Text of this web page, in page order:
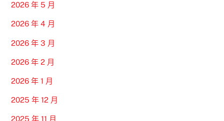
2026 年 5 月
2026 年 4 月
2026 年 3 月
2026 年 2 月
2026 年 1 月
2025 年 12 月
2025 年 11 月